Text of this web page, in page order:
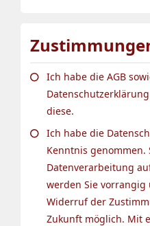
Ich habe die AGB
diese.
Ich habe die
Kenntnis genommen.
Datenverarbeitung
werden Sie
Widerruf der
Zukunft möglich. Mit